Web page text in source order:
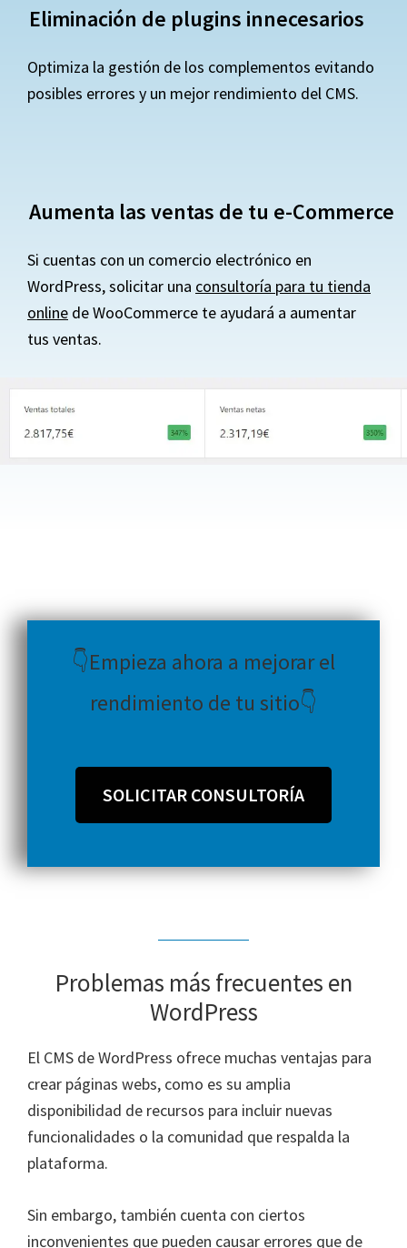
Eliminación de plugins innecesarios
Optimiza la gestión de los complementos evitando
posibles errores y un mejor rendimiento del CMS.
Aumenta las ventas de tu e-Commerce
Si cuentas con un comercio electrónico en
WordPress, solicitar una consultoría para tu tienda
online de WooCommerce te ayudará a aumentar
tus ventas.
👇Empieza ahora a mejorar el
rendimiento de tu sitio👇
SOLICITAR CONSULTORÍA
Problemas más frecuentes en
WordPress
El CMS de WordPress ofrece muchas ventajas para
crear páginas webs, como es su amplia
disponibilidad de recursos para incluir nuevas
funcionalidades o la comunidad que respalda la
plataforma.
Sin embargo, también cuenta con ciertos
inconvenientes que pueden causar errores que de